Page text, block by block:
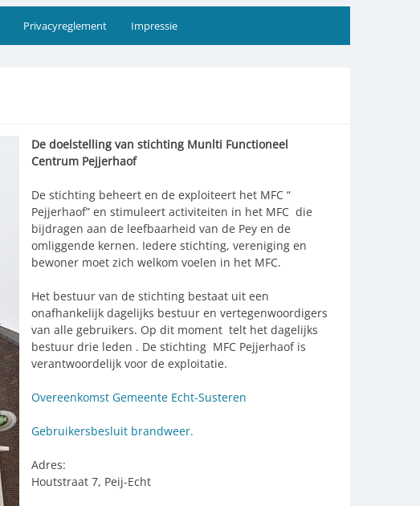
Privacyreglement Impressie
De doelstelling van stichting Munlti Functioneel
Centrum Pejjerhaof
De stichting beheert en de exploiteert het MFC “
Pejjerhaof” en stimuleert activiteiten in het MFC die
bijdragen aan de leefbaarheid van de Pey en de
omliggende kernen. Iedere stichting, vereniging en
bewoner moet zich welkom voelen in het MFC.
Het bestuur van de stichting bestaat uit een
onafhankelijk dagelijks bestuur en vertegenwoordigers
van alle gebruikers. Op dit moment telt het dagelijks
bestuur drie leden . De stichting MFC Pejjerhaof is
verantwoordelijk voor de exploitatie.
Overeenkomst Gemeente Echt-Susteren
Gebruikersbesluit brandweer.
Adres:
Houtstraat 7, Peij-Echt